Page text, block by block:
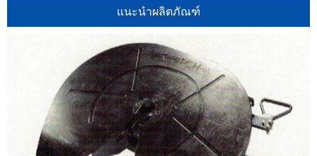
แนะนำผลิตภัณฑ์